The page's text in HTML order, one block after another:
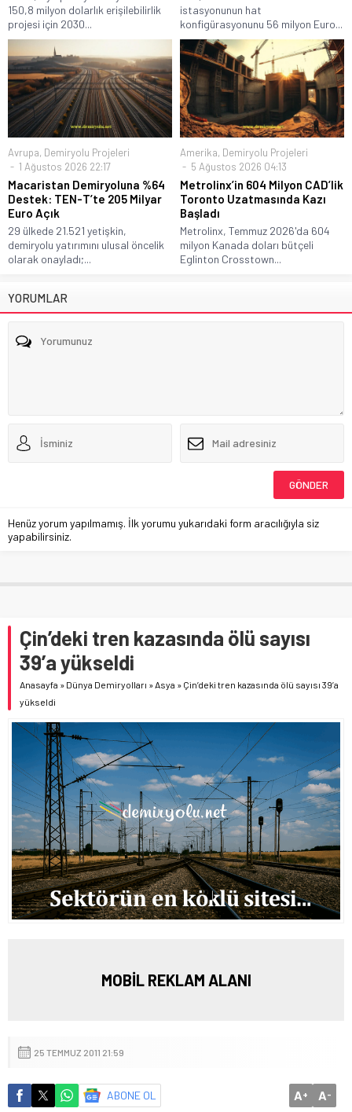
150,8 milyon dolarlık erişilebilirlik
projesi için 2030...
istasyonunun hat
konfigürasyonunu 56 milyon Euro...
Avrupa, Demiryolu Projeleri
1 Ağustos 2026 22:17
Macaristan Demiryoluna %64
Destek: TEN-T’te 205 Milyar
Euro Açık
29 ülkede 21.521 yetişkin,
demiryolu yatırımını ulusal öncelik
olarak onayladı;...
Amerika, Demiryolu Projeleri
5 Ağustos 2026 04:13
Metrolinx’in 604 Milyon CAD’lik
Toronto Uzatmasında Kazı
Başladı
Metrolinx, Temmuz 2026'da 604
milyon Kanada doları bütçeli
Eglinton Crosstown...
YORUMLAR
Henüz yorum yapılmamış. İlk yorumu yukarıdaki form aracılığıyla siz
yapabilirsiniz.
Çin’deki tren kazasında ölü sayısı
39’a yükseldi
Anasayfa » Dünya Demiryolları »Asya » Çin’deki tren kazasında ölü sayısı 39’a
yükseldi
MOBİL REKLAM ALANI
25 TEMMUZ 2011 21:59
ABONE OL A+ A-